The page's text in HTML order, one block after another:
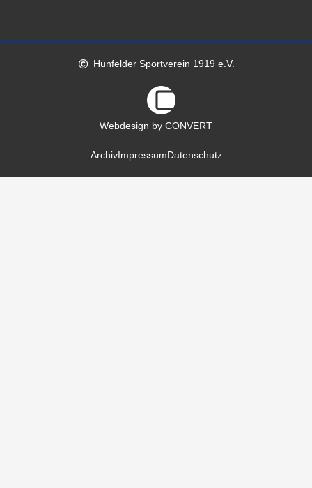
Hünfelder Sportverein 1919 e.V.
Webdesign by CONVERT
ArchivImpressumDatenschutz